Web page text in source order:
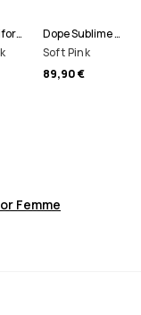
Montec Uniform W Pull Polaire Femme
Dope Sublime W Pull Polaire Femme
Soft Pink
89,90 €
Femme